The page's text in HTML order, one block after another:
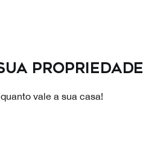
propriedade
vale a sua casa!